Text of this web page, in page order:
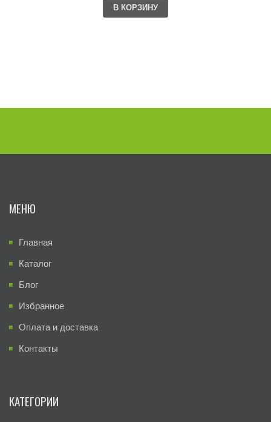
В КОРЗИНУ
МЕНЮ
Главная
Каталог
Блог
Избранное
Оплата и доставка
Контакты
КАТЕГОРИИ